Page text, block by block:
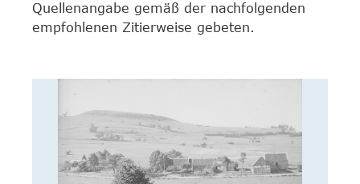
Quellenangabe gemäß der nachfolgenden
empfohlenen Zitierweise gebeten.